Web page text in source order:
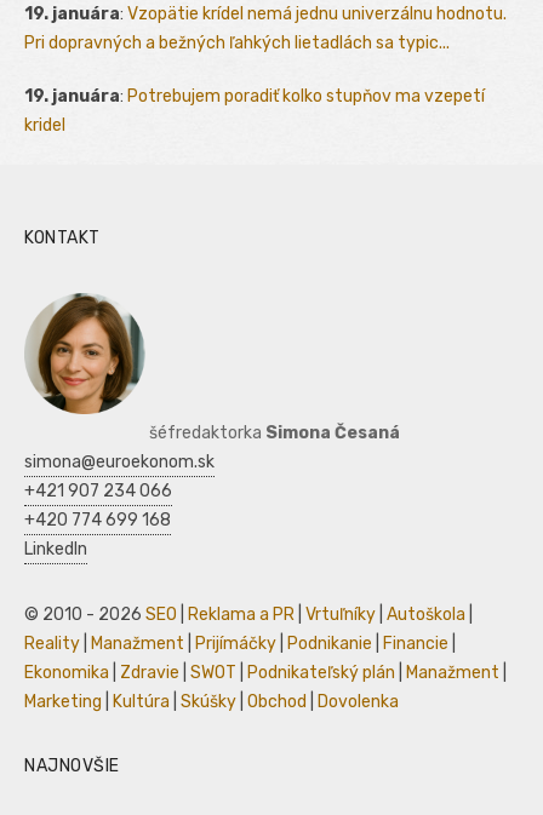
19. januára: Vzopätie krídel nemá jednu univerzálnu hodnotu.
Pri dopravných a bežných ľahkých lietadlách sa typic...
19. januára: Potrebujem poradiť kolko stupňov ma vzepetí
kridel
KONTAKT
šéfredaktorka Simona Česaná
simona@euroekonom.sk
+421 907 234 066
+420 774 699 168
LinkedIn
© 2010 - 2026 SEO Reklama a PR Vrtuľníky Autoškola
Reality
Manažment Prijímáčky Podnikanie Financie
Ekonomika
Zdravie SWOT Podnikateľský plán Manažment
Marketing
Kultúra Skúšky Obchod Dovolenka
NAJNOVŠIE